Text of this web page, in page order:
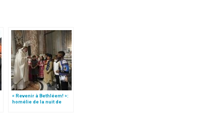
« Revenir à Bethléem! »:
homélie de la nuit de